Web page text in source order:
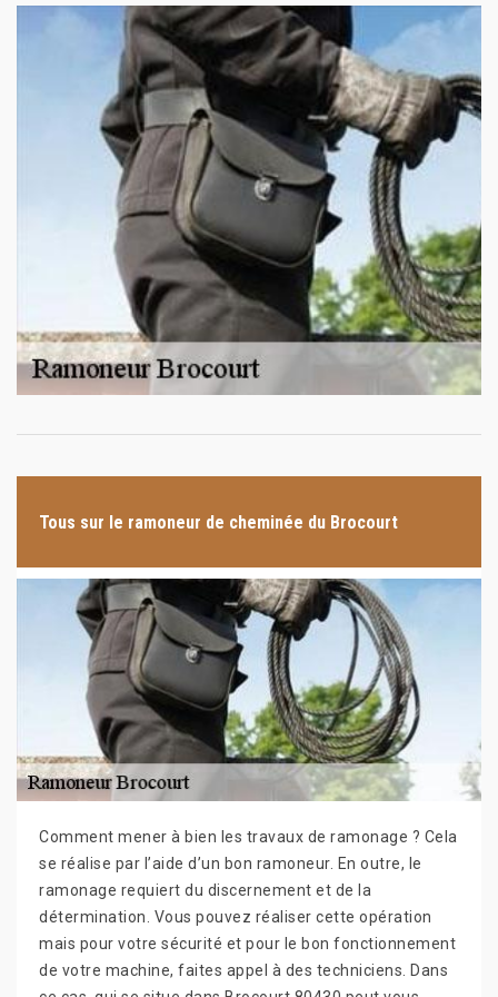
Tous sur le ramoneur de cheminée du Brocourt
Comment mener à bien les travaux de ramonage ? Cela
se réalise par l’aide d’un bon ramoneur. En outre, le
ramonage requiert du discernement et de la
détermination. Vous pouvez réaliser cette opération
mais pour votre sécurité et pour le bon fonctionnement
de votre machine, faites appel à des techniciens. Dans